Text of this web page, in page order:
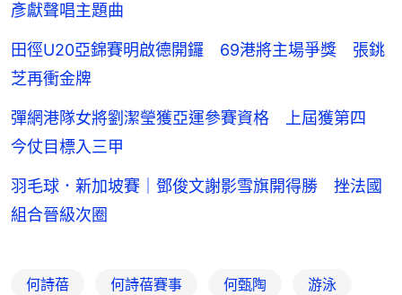
彥獻聲唱主題曲
田徑U20亞錦賽明啟德開鑼 69港將主場爭獎 張銚
芝再衝金牌
彈網港隊女將劉潔瑩獲亞運參賽資格 上屆獲第四
今仗目標入三甲
羽毛球．新加坡賽｜鄧俊文謝影雪旗開得勝 挫法國
組合晉級次圈
何詩蓓 何詩蓓賽事 何甄陶 游泳